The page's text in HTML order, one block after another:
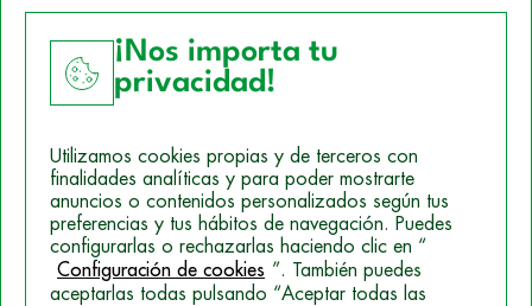
Política de Cookies
Mapa del sitio
Politica de Privacidad
¡Nos importa tu
privacidad!
Utilizamos cookies propias y de terceros con
finalidades analíticas y para poder mostrarte
anuncios o contenidos personalizados según tus
preferencias y tus hábitos de navegación. Puedes
configurarlas o rechazarlas haciendo clic en “
Configuración de cookies ”. También puedes
aceptarlas todas pulsando “Aceptar todas las